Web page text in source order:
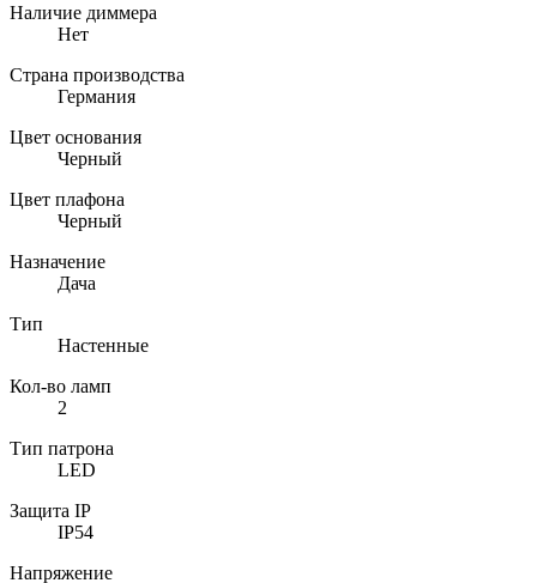
Наличие диммера
Нет
Страна производства
Германия
Цвет основания
Черный
Цвет плафона
Черный
Назначение
Дача
Тип
Настенные
Кол-во ламп
2
Тип патрона
LED
Защита IP
IP54
Напряжение